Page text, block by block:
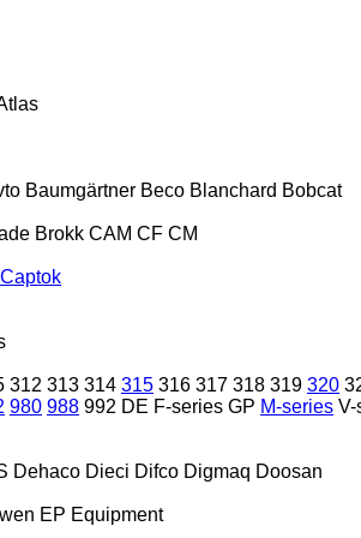
Baumgärtner Beco Blanchard Bobcat
Brokk CAM CF CM
Captok
312 313 314 315 316 317 318 319 320
980 988 992 DE F-series GP M-series V-
Dehaco Dieci Difco Digmaq Doosan
EP Equipment